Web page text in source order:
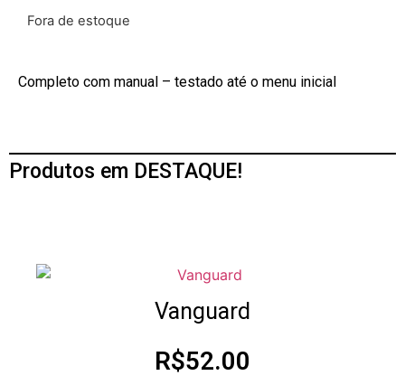
Fora de estoque
Completo com manual – testado até o menu inicial
Produtos em DESTAQUE!
Vanguard
R$52.00